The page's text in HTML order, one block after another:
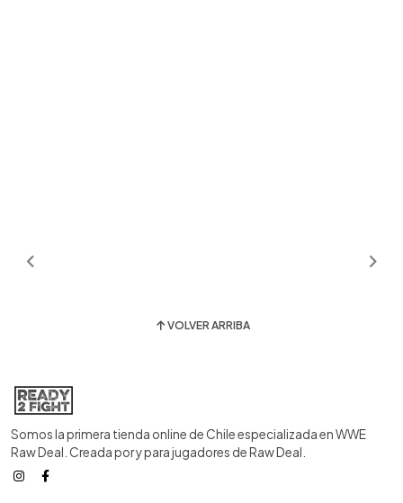
VOLVER ARRIBA
Somos la primera tienda online de Chile especializada en WWE
Raw Deal. Creada por y para jugadores de Raw Deal.